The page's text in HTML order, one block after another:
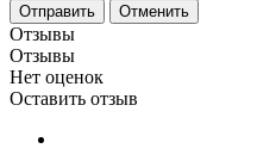
Отменить
Отзывы
Отзывы
Нет оценок
Оставить отзыв